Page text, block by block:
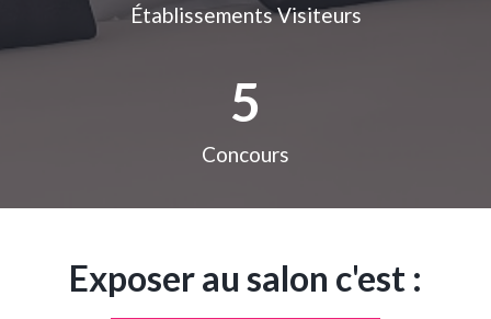
Établissements Visiteurs
5
Concours
Exposer au salon c'est :